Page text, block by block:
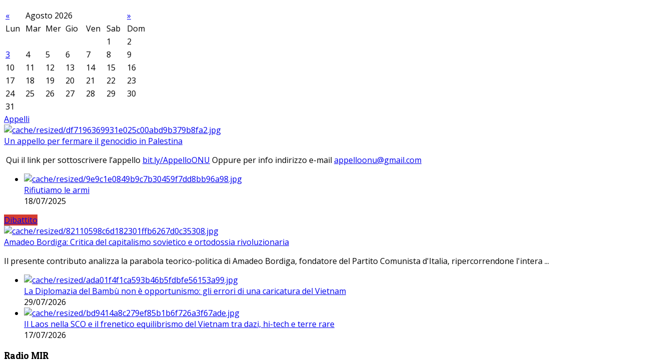
« Agosto 2026
»
Lun Mar Mer Gio Ven Sab
Dom
1
2
3
4 5 6 7 8
9
10
11 12 13 14 15
16
17
18 19 20 21 22
23
24
25 26 27 28 29
30
31
Appelli
Un appello per fermare il genocidio in Palestina
Qui il link per sottoscrivere l’appello bit.ly/AppelloONU Oppure per info indirizzo e-mail
Rifiutiamo le armi
18/07/2025
Dibattito
Amadeo Bordiga: Critica del capitalismo sovietico e ortodossia rivoluzionaria
Il presente contributo analizza la parabola teorico-politica di Amadeo Bordiga, fondatore del Partito Comunista d'Italia, ripercorrendone l'intera ...
La Diplomazia del Bambù non è opportunismo: gli errori di una caricatura del Vietnam
29/07/2026
Il Laos nella SCO e il frenetico equilibrismo del Vietnam tra dazi, hi-tech e terre rare
17/07/2026
Radio MIR